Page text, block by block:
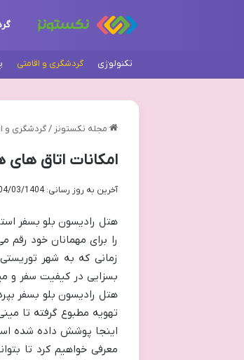
تکنولوژی گردشگری و اقامتی
مجله نکستونز / گردشگری و
امکانات اتاق
آخرین به روز رسانی: 04/03/1404
هتل رادیسون بلو بسفر
را برای مهمانان خود
زمانی که به شهر
بسزایی در کیفیت سفر و
هتل رادیسون بلو بسفر
تهویه مطبوع گرفته تا
اینجا پوشش داده شده
معرفی خواهیم کرد تا